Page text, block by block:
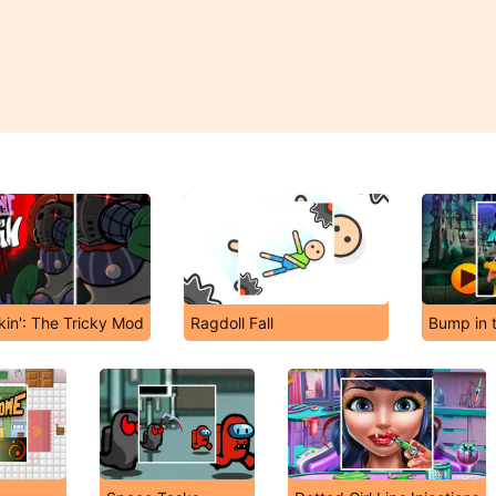
The Tricky Mod Ragdoll Fall Bump in